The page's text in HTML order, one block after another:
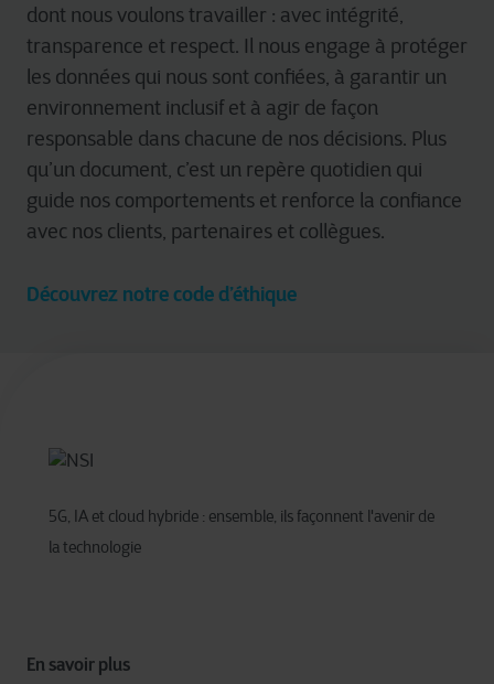
dont nous voulons travailler : avec intégrité,
transparence et respect. Il nous engage à protéger
les données qui nous sont confiées, à garantir un
environnement inclusif et à agir de façon
responsable dans chacune de nos décisions. Plus
qu’un document, c’est un repère quotidien qui
guide nos comportements et renforce la confiance
avec nos clients, partenaires et collègues.
Découvrez notre code d’éthique
5G, IA et cloud hybride : ensemble, ils façonnent l'avenir de
la technologie
En savoir plus